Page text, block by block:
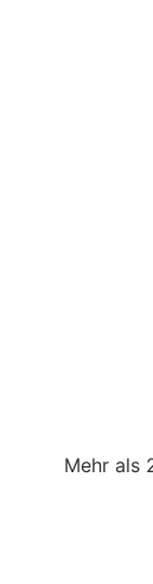
Mehr als